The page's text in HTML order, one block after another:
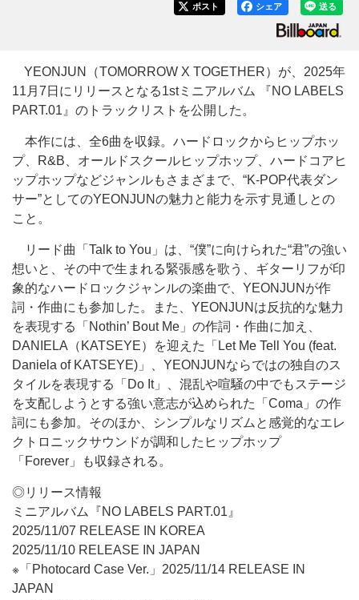
送る
シェア
ポスト
YEONJUN（TOMORROW X TOGETHER）が、2025年
11月7日にリリースとなる1stミニアルバム 『NO LABELS
PART.01』のトラックリストを公開した。
本作には、全6曲を収録。ハードロックからヒップホッ
プ、R&B、オールドスクールヒップホップ、ハードコアヒ
ップホップなどジャンルもさまざまで、“K-POP代表ダン
サー”としてのYEONJUNの魅力と能力を示す見通しとの
こと。
リード曲「Talk to You」は、“僕”に向けられた“君”の強い
想いと、その中で生まれる緊張感を歌う、ギターリフが印
象的なハードロックジャンルの楽曲で、YEONJUNが作
詞・作曲にも参加した。また、YEONJUNは反抗的な魅力
を表現する「Nothin’ Bout Me」の作詞・作曲に加え、
DANIELA（KATSEYE）を迎えた「Let Me Tell You (feat.
Daniela of KATSEYE)」、YEONJUNならではの独自のス
タイルを表現する「Do It」、混乱や喧騒の中でもステージ
を支配しようとする強い意志が込められた「Coma」の作
詞にも参加。そのほか、シンプルなリズムと感覚的なエレ
クトロニックサウンドが調和したヒップホップ
「Forever」も収録される。
◎リリース情報
ミニアルバム『NO LABELS PART.01』
2025/11/07 RELEASE IN KOREA
2025/11/10 RELEASE IN JAPAN
※「Photocard Case Ver.」2025/11/14 RELEASE IN
JAPAN